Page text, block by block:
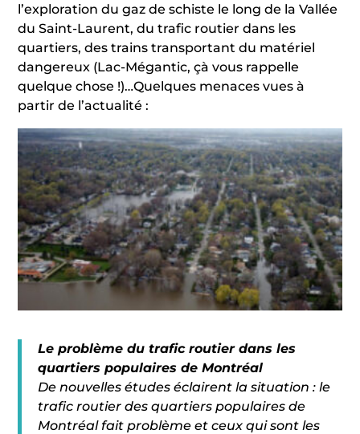
l’exploration du gaz de schiste le long de la Vallée
du Saint-Laurent, du trafic routier dans les
quartiers, des trains transportant du matériel
dangereux (Lac-Mégantic, çà vous rappelle
quelque chose !)…Quelques menaces vues à
partir de l’actualité :
Le problème du trafic routier dans les
quartiers populaires de Montréal
De nouvelles études éclairent la situation : le
trafic routier des quartiers populaires de
Montréal fait problème et ceux qui sont les